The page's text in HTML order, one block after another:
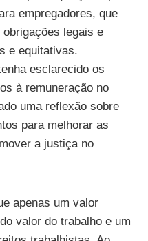
empregadores, que
legais e
e equitativas.
esclarecido os
à remuneração no
uma reflexão sobre
para melhorar as
a justiça no
apenas um valor
valor do trabalho e um